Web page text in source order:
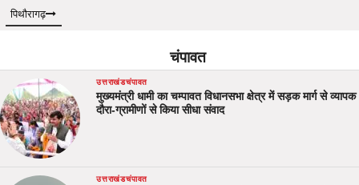
पिथौरागढ़
चंपावत
उत्तराखंडचंपावत
मुख्यमंत्री धामी का चम्पावत विधानसभा क्षेत्र में सड़क मार्ग से व्यापक
दौरा-ग्रामीणों से किया सीधा संवाद
उत्तराखंडचंपावत